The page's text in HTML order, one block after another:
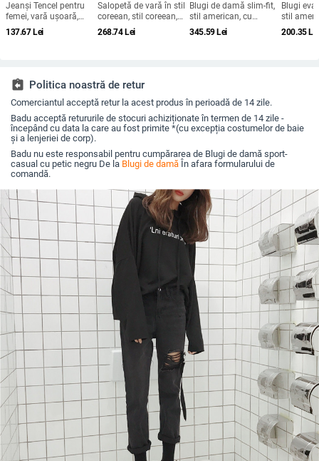
Jeanși Tencel pentru
femei, vară ușoară,
talie înaltă, croială
largă, croială drapată,
137.67Lei
Salopetă de vară în stil
coreean, stil coreean,
cu talie înaltă, cu
picior larg, pentru
268.74Lei
Blugi de damă slim-fit,
stil american, cu
cusături retro, stil
Amazon Crossborder
345.59Lei
Blugi
stil
pentru
înaltă,
200.35Lei
assignment_return Politica noastră de retur
Comerciantul acceptă retur la acest produs în perioadă de 14 zile.
Badu acceptă retururile de stocuri achiziționate în termen de 14 zile -
începând cu data la care au fost primite *(cu excepția costumelor de baie
și a lenjeriei de corp).
Badu nu este responsabil pentru cumpărarea de Blugi de damă sport-
casual cu petic negru De la Blugi de damă În afara formularului de
comandă.